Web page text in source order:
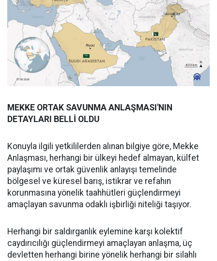
MEKKE ORTAK SAVUNMA ANLAŞMASI'NIN
DETAYLARI BELLİ OLDU
Konuyla ilgili yetkililerden alınan bilgiye göre, Mekke
Anlaşması, herhangi bir ülkeyi hedef almayan, külfet
paylaşımı ve ortak güvenlik anlayışı temelinde
bölgesel ve küresel barış, istikrar ve refahın
korunmasına yönelik taahhütleri güçlendirmeyi
amaçlayan savunma odaklı işbirliği niteliği taşıyor.
Herhangi bir saldırganlık eylemine karşı kolektif
caydırıcılığı güçlendirmeyi amaçlayan anlaşma, üç
devletten herhangi birine yönelik herhangi bir silahlı